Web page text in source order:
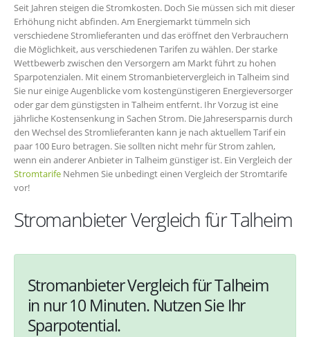
Seit Jahren steigen die Stromkosten. Doch Sie müssen sich mit dieser
Erhöhung nicht abfinden. Am Energiemarkt tümmeln sich
verschiedene Stromlieferanten und das eröffnet den Verbrauchern
die Möglichkeit, aus verschiedenen Tarifen zu wählen. Der starke
Wettbewerb zwischen den Versorgern am Markt führt zu hohen
Sparpotenzialen. Mit einem Stromanbietervergleich in Talheim sind
Sie nur einige Augenblicke vom kostengünstigeren Energieversorger
oder gar dem günstigsten in Talheim entfernt. Ihr Vorzug ist eine
jährliche Kostensenkung in Sachen Strom. Die Jahresersparnis durch
den Wechsel des Stromlieferanten kann je nach aktuellem Tarif ein
paar 100 Euro betragen. Sie sollten nicht mehr für Strom zahlen,
wenn ein anderer Anbieter in Talheim günstiger ist. Ein Vergleich der
Stromtarife Nehmen Sie unbedingt einen Vergleich der Stromtarife
vor!
Stromanbieter Vergleich für Talheim
Stromanbieter Vergleich für Talheim
in nur 10 Minuten. Nutzen Sie Ihr
Sparpotential.